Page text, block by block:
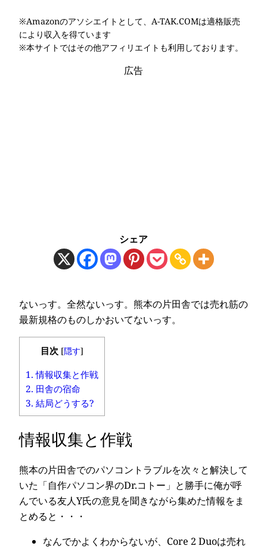
※Amazonのアソシエイトとして、A-TAK.COMは適格販売
により収入を得ています
※本サイトではその他アフィリエイトも利用しております。
広告
シェア
ないっす。全然ないっす。熊本の片田舎では売れ筋の
最新規格のものしかおいてないっす。
目次 [隠す]
1.情報収集と作戦
2. 田舎の宿命
3. 結局どうする?
情報収集と作戦
熊本の片田舎でのパソコントラブルを次々と解決して
いた「自作パソコン界のDr.コトー」と勝手に俺が呼
んでいる友人Y氏の意見を聞きながら集めた情報をま
とめると・・・
なんでかよくわからないが、Core 2 Duoは売れ